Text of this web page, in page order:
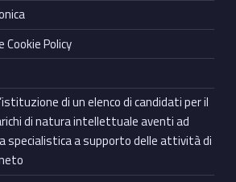
Policy
di un elenco di candidati per il
di natura intellettuale aventi ad
specialistica a supporto delle attività di